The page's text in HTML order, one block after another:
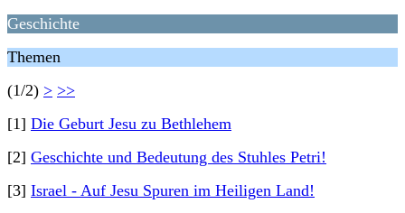
Geschichte
Themen
(1/2) > >>
[1] Die Geburt Jesu zu Bethlehem
[2] Geschichte und Bedeutung des Stuhles Petri!
[3] Israel - Auf Jesu Spuren im Heiligen Land!